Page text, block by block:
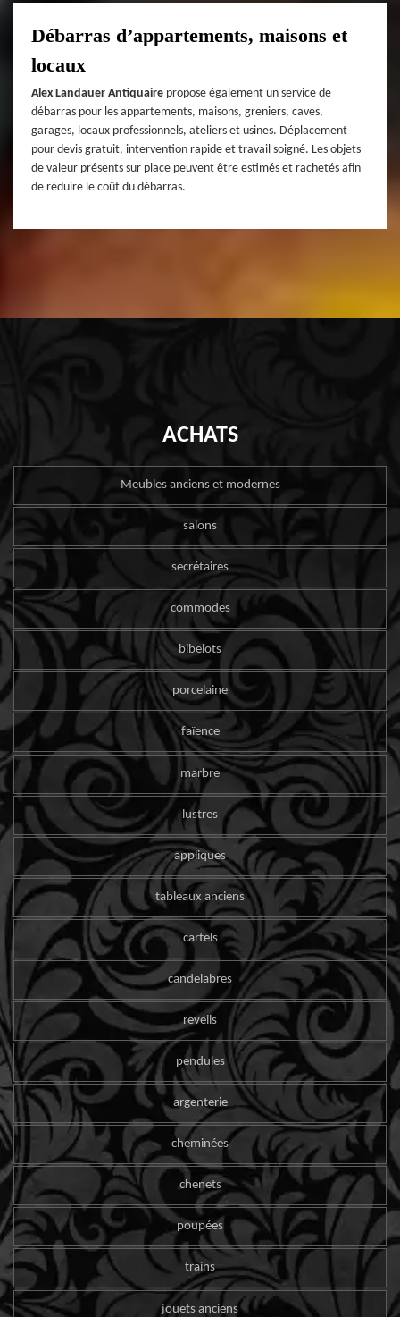
Débarras d’appartements, maisons et
locaux
Alex Landauer Antiquaire propose également un service de
débarras pour les appartements, maisons, greniers, caves,
garages, locaux professionnels, ateliers et usines. Déplacement
pour devis gratuit, intervention rapide et travail soigné. Les objets
de valeur présents sur place peuvent être estimés et rachetés afin
de réduire le coût du débarras.
ACHATS
Meubles anciens et modernes
salons
secrétaires
commodes
bibelots
porcelaine
faïence
marbre
lustres
appliques
tableaux anciens
cartels
candelabres
reveils
pendules
argenterie
cheminées
chenets
poupées
trains
jouets anciens